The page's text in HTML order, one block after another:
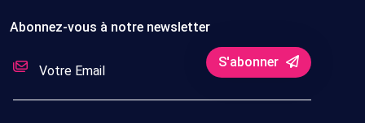
Abonnez-vous à notre newsletter
S'abonner